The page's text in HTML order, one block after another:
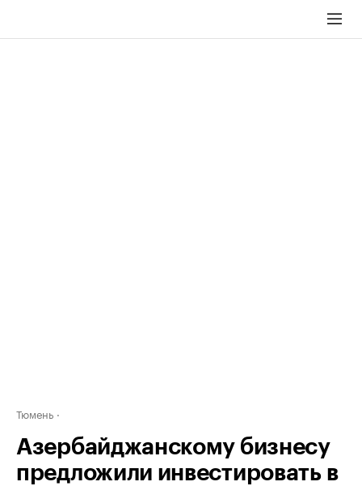
Тюмень
Азербайджанскому бизнесу
предложили инвестировать в